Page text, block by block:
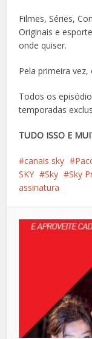
Filmes, Séries,
Originais e
onde quiser.
Pela primeira
Todos os
temporadas
TUDO ISSO E
canais sky
SKY
Sky Sky
assinatura